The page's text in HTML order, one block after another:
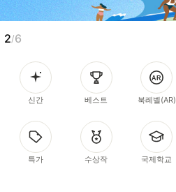
3/6
신간 베스트 북레벨(AR)
특가 수상작 국제학교